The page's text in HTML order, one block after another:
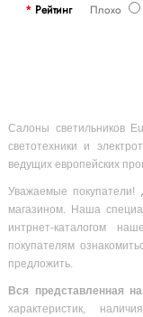
РейтингПлохо
Салоны светильников
светотехники и
ведущих европейских
Уважаемые покупатели!
магазином. Наша
интрнет-каталогом
покупателям
предложить.
Вся представленная
характеристик,